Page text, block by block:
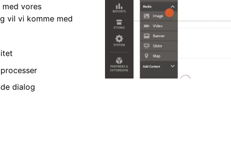
vores
vil vi komme med
dialog